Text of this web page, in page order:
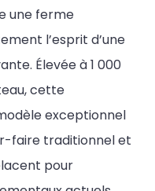
une ferme
l’esprit d’une
Élevée à 1 000
cette
exceptionnel
faire traditionnel et
pour